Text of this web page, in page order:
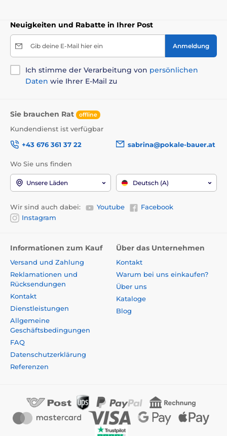
Neuigkeiten und Rabatte in Ihrer Post
Gib deine E-Mail hier ein Anmeldung
Ich stimme der Verarbeitung von persönlichen
Daten wie Ihrer E-Mail zu
Sie brauchen Rat offline
Kundendienst ist verfügbar
+43 676 361 37 22
sabrina@pokale-bauer.at
Wo Sie uns finden
Unsere Läden Deutsch (A)
Wir sind auch dabei: Youtube
Facebook
Instagram
Informationen zum Kauf
Versand und Zahlung
Reklamationen und
Rücksendungen
Kontakt
Dienstleistungen
Allgemeine
Geschäftsbedingungen
FAQ
Datenschutzerklärung
Referenzen
Über das Unternehmen
Kontakt
Warum bei uns einkaufen?
Über uns
Kataloge
Blog